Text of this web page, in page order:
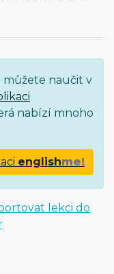
můžete naučit v
nabízí mnoho
englishme!
lekci do